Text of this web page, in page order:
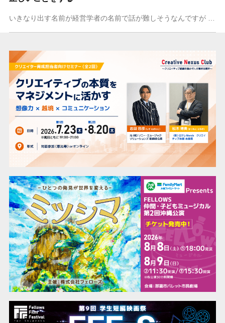
いきなり出す名前が経営学者の名前で話が難しそうなんですが オーストリア人の経営学者でピーター・ドラッカーという人がいます。 経営学やマーケティングに関係して